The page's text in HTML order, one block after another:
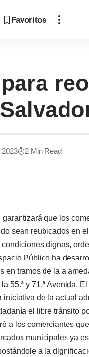
Favoritos
2023 2 Min Read
que los
sean reubicados en
dignas,
Público ha
en tramos de la
55.ª y 71.ª Avenida.
de la actual
el libre tránsito
a los comerciantes
municipales ya
a la